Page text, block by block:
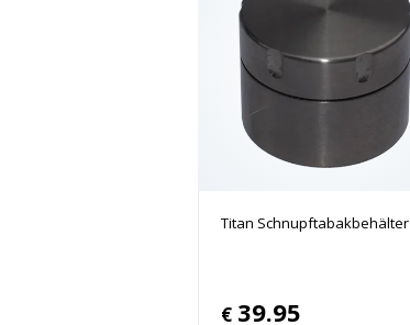
Titan Schnupftabakbehälter
€ 39.95